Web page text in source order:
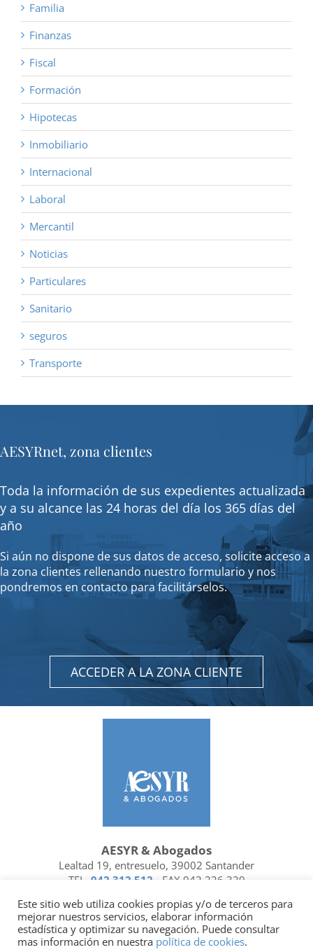
Familia
Finanzas
Fiscal
Formación
Hipotecas
Inmobiliario
Internacional
Laboral
Mercantil
Noticias
Particulares
Sanitario
seguros
Transporte
AESYRnet, zona clientes
Toda la información de sus expedientes actualizada
y a su alcance las 24 horas del día los 365 días del
año
Si aún no dispone de sus datos de acceso, solicite acceso a
la zona clientes rellenando nuestro formulario y nos
pondremos en contacto para facilitárselos.
ACCEDER A LA ZONA CLIENTE
AESYR & Abogados
Lealtad 19, entresuelo, 39002 Santander
TEL. 942 312 512 - FAX 942 226 329
FacebookLinkedin
Socio de | Miembro de
Este sitio web utiliza cookies propias y/o de terceros para
mejorar nuestros servicios, elaborar información
estadística y optimizar su navegación. Puede consultar
mas información en nuestra política de cookies.